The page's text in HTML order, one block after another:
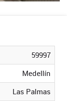
59997
Medellín
Las Palmas